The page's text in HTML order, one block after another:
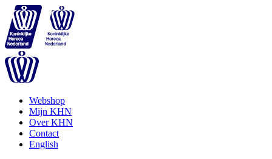
Webshop
Mijn KHN
Over KHN
Contact
English